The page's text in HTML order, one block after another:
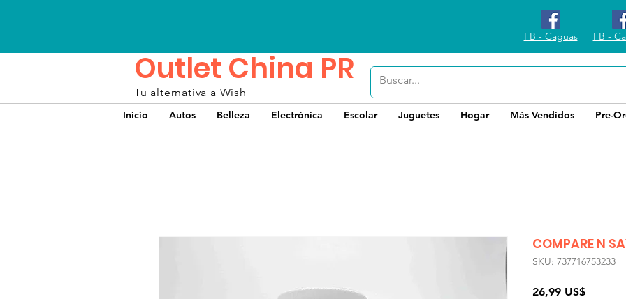
FB - Caguas FB -
Outlet China PR
Tu alternativa a Wish
Inicio Autos Belleza Electrónica Escolar Juguetes Hogar Más Vendidos Pre-
COMPARE N
SKU: 737716753233
26,99 US$Precio